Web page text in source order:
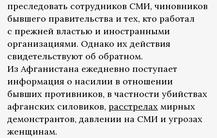
преследовать сотрудников СМИ, чиновников
бывшего правительства и тех, кто работал
с прежней властью и иностранными
организациями. Однако их действия
свидетельствуют об обратном.
Из Афганистана ежедневно поступает
информация о насилии в отношении
бывших противников, в частности убийствах
афганских силовиков, расстрелах мирных
демонстрантов, давлении на СМИ и угрозах
женщинам.